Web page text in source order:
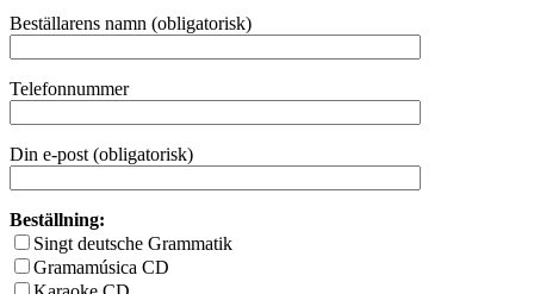
Beställarens namn (obligatorisk)
Telefonnummer
Din e-post (obligatorisk)
Beställning:
Singt deutsche Grammatik
Gramamúsica CD